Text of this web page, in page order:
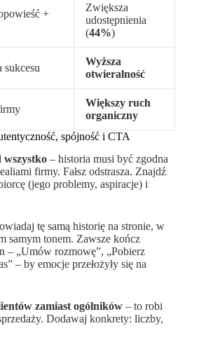
+
Zwiększa
udostępnienia
(44%)
sukcesu
Wyższa
otwieralność
Większy ruch
organiczny
spójność i CTA
wszystko – historia musi być zgodna
firmy. Fałsz odstrasza. Znajdź
(jego problemy, aspiracje) i
tę samą historię na stronie, w
samym tonem. Zawsze kończ
– „Umów rozmowę”, „Pobierz
– by emocje przełożyły się na
zamiast ogólników – to robi
Dodawaj konkrety: liczby,